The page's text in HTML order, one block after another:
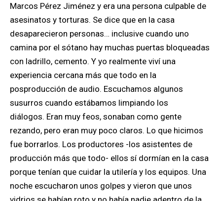
Marcos Pérez Jiménez y era una persona culpable de
asesinatos y torturas. Se dice que en la casa
desaparecieron personas… inclusive cuando uno
camina por el sótano hay muchas puertas bloqueadas
con ladrillo, cemento. Y yo realmente viví una
experiencia cercana más que todo en la
posproducción de audio. Escuchamos algunos
susurros cuando estábamos limpiando los
diálogos. Eran muy feos, sonaban como gente
rezando, pero eran muy poco claros. Lo que hicimos
fue borrarlos. Los productores -los asistentes de
producción más que todo- ellos sí dormían en la casa
porque tenían que cuidar la utilería y los equipos. Una
noche escucharon unos golpes y vieron que unos